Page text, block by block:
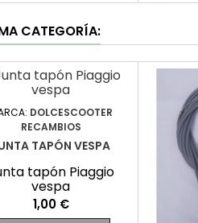
CATEGORÍA:
DOLCESCOOTER
RECAMBIOS
TAPÓN VESPA
tapón Piaggio
vespa
Precio
1,00 €